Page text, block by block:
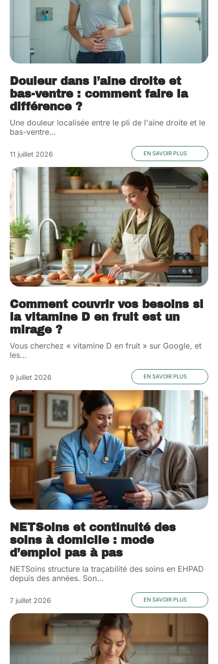
Douleur dans l’aine droite et
bas-ventre : comment faire la
différence ?
Une douleur localisée entre le pli de l'aine droite et le
bas-ventre…
11 juillet 2026 EN SAVOIR PLUS
Comment couvrir vos besoins si
la vitamine D en fruit est un
mirage ?
Vous cherchez « vitamine D en fruit » sur Google, et
les…
9 juillet 2026 EN SAVOIR PLUS
NETSoins et continuité des
soins à domicile : mode
d’emploi pas à pas
NETSoins structure la traçabilité des soins en EHPAD
depuis des années. Son…
7 juillet 2026 EN SAVOIR PLUS